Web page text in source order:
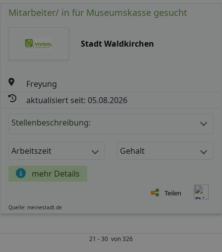
Mitarbeiter/ in für Museumskasse gesucht
Stadt Waldkirchen
Freyung
aktualisiert seit: 05.08.2026
Stellenbeschreibung:
Arbeitszeit Gehalt
mehr Details
Teilen
Quelle: meinestadt.de
21 - 30 von 326